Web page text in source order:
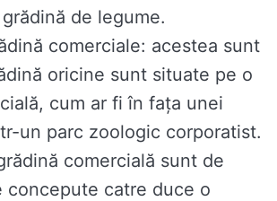
de legume.
comerciale: acestea sunt
oricine sunt situate pe o
cum ar fi în fața unei
un parc zoologic corporatist.
comercială sunt de
concepute catre duce o